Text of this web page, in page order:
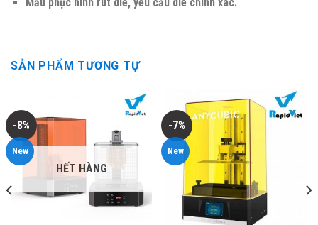
Mẫu phục hình rút die, yêu cầu die chính xác.
SẢN PHẨM TƯƠNG TỰ
-8%
New
HẾT HÀNG
-7%
New